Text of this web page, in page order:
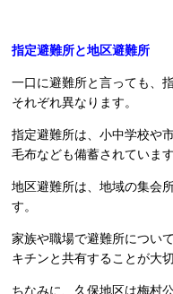
指定避難所と地区避難所
一口に避難所と言っても、
それぞれ異なります。
指定避難所は、小中学校や
毛布なども備蓄されています
地区避難所は、地域の集会
す。
家族や職場で避難所につい
キチンと共有することが大切
ちなみに、久保地区は梅村